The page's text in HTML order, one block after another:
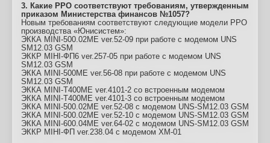
3. Какие РРО соответствуют требованиям, утвержденным
приказом Министерства финансов №1057?
Новым требованиям соответствуют следующие модели РРО
производства «Юнисистем»:
ЭККА MINI-500.02ME ver.52-09 при работе с модемом UNS
SM12.03 GSM
ЭККР МІНІ-ФП6 ver.257-05 при работе с модемом UNS
SM12.03 GSM
ЭККА MINI-500ME ver.56-08 при работе с модемом UNS
SM12.03 GSM
ЭККА MINI-T400ME ver.4101-2 со встроенным модемом
ЭККА MINI-T400ME ver.4101-3 со встроенным модемом
ЭККА MINI-500.02ME ver.52-08 с модемом UNS-SM12.03 GSM
ЭККА MINI-500.02ME ver.52-10 с модемом UNS-SM12.03 GSM
ЭККА MINI-600.04ME ver.64-02 с модемом UNS-SM12.03 GSM
ЭККР МІНІ-ФП ver.238.04 с модемом ХМ-01